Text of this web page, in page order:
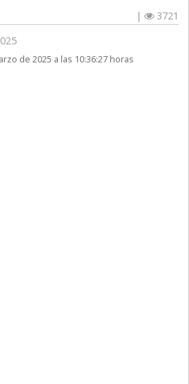
|
3721
de 2025 a las 10:36:27 horas